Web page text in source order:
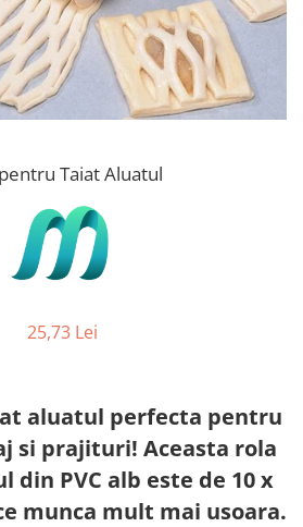
Taiat Aluatul
25,73 Lei
aluatul perfecta pentru
si prajituri! Aceasta rola
din PVC alb este de 10 x
munca mult mai usoara.